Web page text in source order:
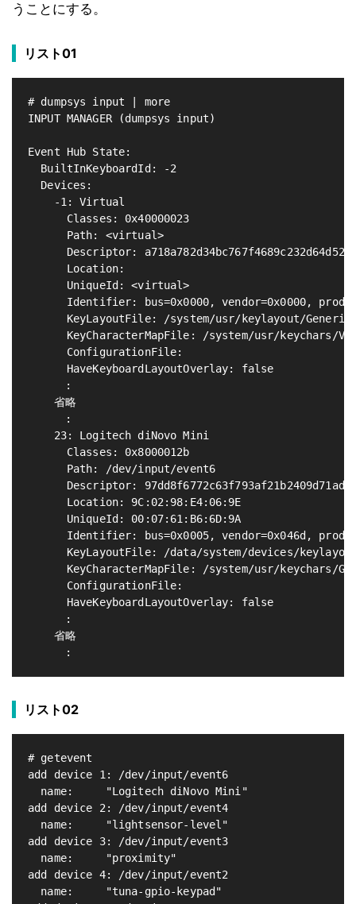
うことにする。
リスト01
# dumpsys input | more
INPUT MANAGER (dumpsys input)
Event Hub State:
  BuiltInKeyboardId: -2
  Devices:
    -1: Virtual
      Classes: 0x40000023
      Path: <virtual>
Descriptor:
      Location:
      UniqueId: <virtual>
Identifier: bus=0x0000, vendor=0x0000,
KeyLayoutFile: /system/usr/keylayout/
KeyCharacterMapFile: /system/usr/keychars/
      ConfigurationFile:
      HaveKeyboardLayoutOverlay: false
    　:
    省略
    　:
    23: Logitech diNovo Mini
      Classes: 0x8000012b
      Path: /dev/input/event6
Descriptor:
      Location: 9C:02:98:E4:06:9E
      UniqueId: 00:07:61:B6:6D:9A
Identifier: bus=0x0005, vendor=0x046d,
KeyLayoutFile: /data/system/devices/
KeyCharacterMapFile: /system/usr/keychars/
      ConfigurationFile:
      HaveKeyboardLayoutOverlay: false
    　:
    省略
    　:
リスト02
# getevent
add device 1: /dev/input/event6
  name:     "Logitech diNovo Mini"
add device 2: /dev/input/event4
  name:     "lightsensor-level"
add device 3: /dev/input/event3
  name:     "proximity"
add device 4: /dev/input/event2
  name:     "tuna-gpio-keypad"